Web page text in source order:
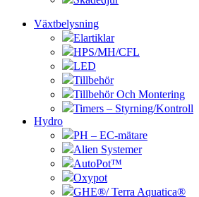
Växtbelysning
Elartiklar
HPS/MH/CFL
LED
Tillbehör
Tillbehör Och Montering
Timers – Styrning/Kontroll
Hydro
PH – EC-mätare
Alien Systemer
AutoPot™
Oxypot
GHE®/ Terra Aquatica®